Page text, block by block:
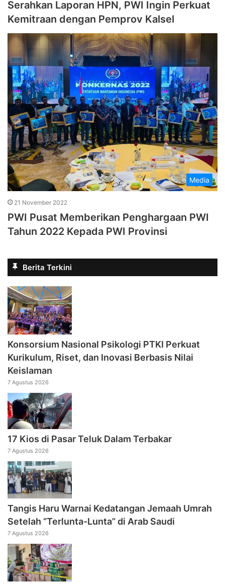
Serahkan Laporan HPN, PWI Ingin Perkuat
Kemitraan dengan Pemprov Kalsel
Media
21 November 2022
PWI Pusat Memberikan Penghargaan PWI
Tahun 2022 Kepada PWI Provinsi
Berita Terkini
Konsorsium Nasional Psikologi PTKI Perkuat
Kurikulum, Riset, dan Inovasi Berbasis Nilai
Keislaman
7 Agustus 2026
17 Kios di Pasar Teluk Dalam Terbakar
7 Agustus 2026
Tangis Haru Warnai Kedatangan Jemaah Umrah
Setelah “Terlunta-Lunta” di Arab Saudi
7 Agustus 2026